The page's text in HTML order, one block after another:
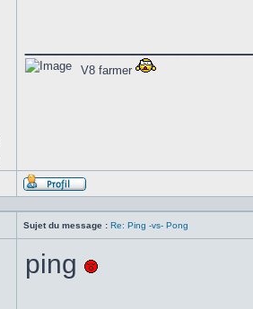
V8 farmer
Profil
Sujet du message : Re: Ping -vs- Pong
ping